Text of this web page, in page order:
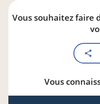
Vous souhaitez faire
Vous